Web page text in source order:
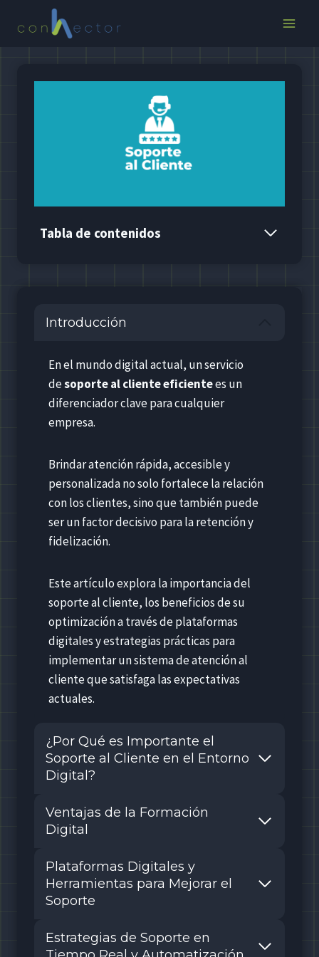
contenido
Tabla de contenidos
Introducción
En el mundo digital actual, un servicio
desoporte al cliente eficientees un
diferenciador clave para cualquier
empresa.
Brindar atención rápida, accesible y
personalizada no solo fortalece la relación
con los clientes, sino que también puede
ser un factor decisivo para la retención y
fidelización.
Este artículo explora la importancia del
soporte al cliente, los beneficios de su
optimización a través de plataformas
digitales y estrategias prácticas para
implementar un sistema de atención al
cliente que satisfaga las expectativas
actuales.
¿Por Qué es Importante el
Soporte al Cliente en el Entorno
Digital?
Ventajas de la Formación
Digital
Plataformas Digitales y
Herramientas para Mejorar el
Soporte
Estrategias de Soporte en